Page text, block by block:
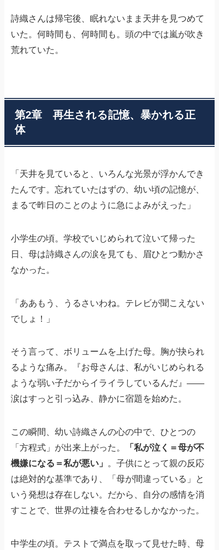
詩織さんは帰宅後、眠れないまま天井を見つめて
いた。何時間も、何時間も。頭の中では嵐が吹き
荒れていた。
第2章 再生される記憶、暴かれる正
体
「天井を見ていると、いろんな光景が浮かんでき
たんです。忘れていたはずの、幼い頃の記憶が、
まるで昨日のことのように急によみがえった」
小学生の頃。学校でいじめられて泣いて帰った
日、母は詩織さんの涙を見ても、眉ひとつ動かさ
なかった。
「ああもう、うるさいわね。テレビが聞こえない
でしょ！」
そう言って、ボリュームを上げた母。胸が抉られ
るような痛み。『お母さんは、私がいじめられる
ような弱い子だからイライラしているんだ』――
涙はすっと引っ込み、静かに宿題を始めた。
この瞬間、幼い詩織さんの心の中で、ひとつの
「方程式」が出来上がった。
「私が泣く＝母が不
機嫌になる＝私が悪い」 。子供にとって親の反応
は絶対的な基準であり、「母が間違っている」と
いう発想は存在しない。だから、自分の感情を消
すことで、世界の辻褄を合わせるしかなかった。
中学生の頃。テストで満点を取って見せた時、母